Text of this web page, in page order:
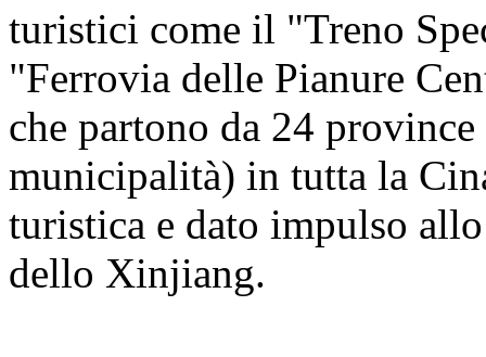
turistici come il "Treno
"Ferrovia delle Pianure
che partono da 24
municipalità) in tutta la
turistica e dato impulso
dello Xinjiang.